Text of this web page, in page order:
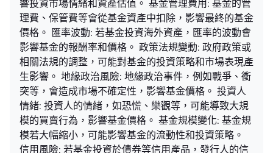
響投資市場情緒和資產估值。 基金管理費用: 基金的管
理費、保管費等會從基金資產中扣除，影響最終的基金
價格。 匯率波動: 若基金投資海外資產，匯率的波動會
影響基金的報酬率和價格。 政策法規變動: 政府政策或
相關法規的調整，可能對基金的投資策略和市場表現產
生影響。 地緣政治風險: 地緣政治事件，例如戰爭、衝
突等，會造成市場不確定性，影響基金價格。 投資人
情緒: 投資人的情緒，如恐慌、樂觀等，可能導致大規
模的買賣行為，影響基金價格。 基金規模變化: 基金規
模若大幅縮小，可能影響基金的流動性和投資策略。
信用風險: 若基金投資於債券等信用產品，發行人的信